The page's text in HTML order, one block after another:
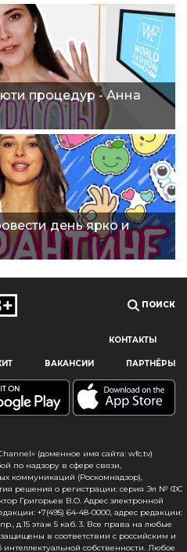
и похожие технологии,
персонализированную
в области
согласие на использование
с настоящим уведомлением
Если вы не согласны
данный тип файлов,
образом установить
не использовать сайт wfc.tv
процедур - Анна
день ярко и
ПОИСК
КОНТАКТЫ
ВАКАНСИИ ПАРТНЁРЫ
(доменное имя сайта: wfc.tv)
по надзору в сфере связи,
коммуникаций (Роскомнадзор),
решения о регистрации: серия Эл № ФС
Григорьев В.О. Адрес электронной
+7(495) 64-48-0000, адрес редакции:
д.15 этаж 5 каб. 3. Все права на любые
в соответствии с российским и
собственности. Любое